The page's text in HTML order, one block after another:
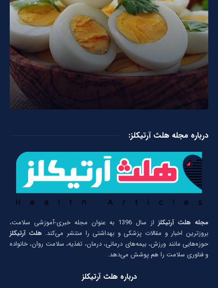
درباره مجله هلث آرتیکلز:
مجله هلث آرتیکلز
از سال 1396 به عنوان مجله خبری-آموزشی سلامت،
بروزترین اخبار و مقالات پزشکی و بهداشتی را منتشر می‌کند.هلث آرتیکلز
حوزه‌هایی مانند ورزش، بیمه‌های درمانی، درمان، تغذیه، سلامت روان، خانواده
و فناوری سلامت را هم پوشش می‌دهد.
درباره هلث آرتیکلز